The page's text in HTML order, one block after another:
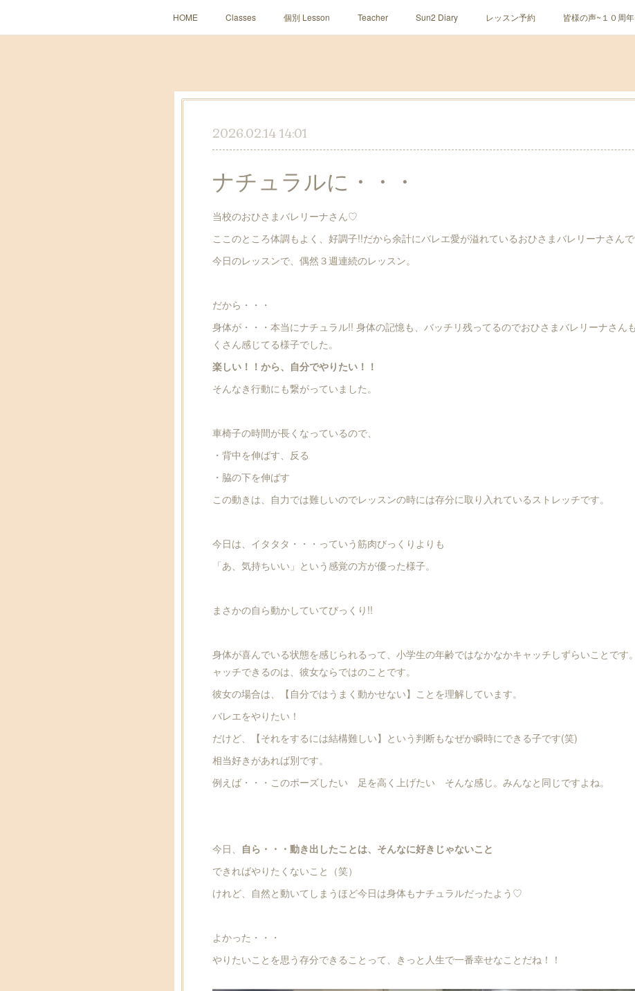
HOME Classes 個別 Lesson Teacher Sun2 Diary レッスン予約 皆様の声~１０周
2026.02.14 14:01
ナチュラルに・・・
当校のおひさまバレリーナさん♡
ここのところ体調もよく、好調子!!だから余計にバレエ愛が溢れているおひさまバレリーナさんで
今日のレッスンで、偶然３週連続のレッスン。
だから・・・
身体が・・・本当にナチュラル!! 身体の記憶も、バッチリ残ってるのでおひさまバレリーナさん
くさん感じてる様子でした。
楽しい！！から、自分でやりたい！！
そんなき行動にも繋がっていました。
車椅子の時間が長くなっているので、
・背中を伸ばす、反る
・脇の下を伸ばす
この動きは、自力では難しいのでレッスンの時には存分に取り入れているストレッチです。
今日は、イタタタ・・・っていう筋肉びっくりよりも
「あ、気持ちいい」という感覚の方が優った様子。
まさかの自ら動かしていてびっくり!!
身体が喜んでいる状態を感じられるって、小学生の年齢ではなかなかキャッチしずらいことです
ャッチできるのは、彼女ならではのことです。
彼女の場合は、【自分ではうまく動かせない】ことを理解しています。
バレエをやりたい！
だけど、【それをするには結構難しい】という判断もなぜか瞬時にできる子です(笑)
相当好きがあれば別です。
例えば・・・このポーズしたい 足を高く上げたい そんな感じ。みんなと同じですよね。
今日、 自ら・・・動き出したことは、そんなに好きじゃないこと
できればやりたくないこと（笑）
けれど、自然と動いてしまうほど今日は身体もナチュラルだったよう♡
よかった・・・
やりたいことを思う存分できることって、きっと人生で一番幸せなことだね！！